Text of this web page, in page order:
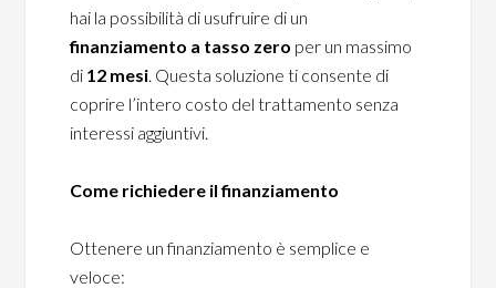
hai la possibilità di usufruire di un
finanziamento a tasso zero per un massimo
di 12 mesi. Questa soluzione ti consente di
coprire l’intero costo del trattamento senza
interessi aggiuntivi.
Come richiedere il finanziamento
Ottenere un finanziamento è semplice e
veloce: